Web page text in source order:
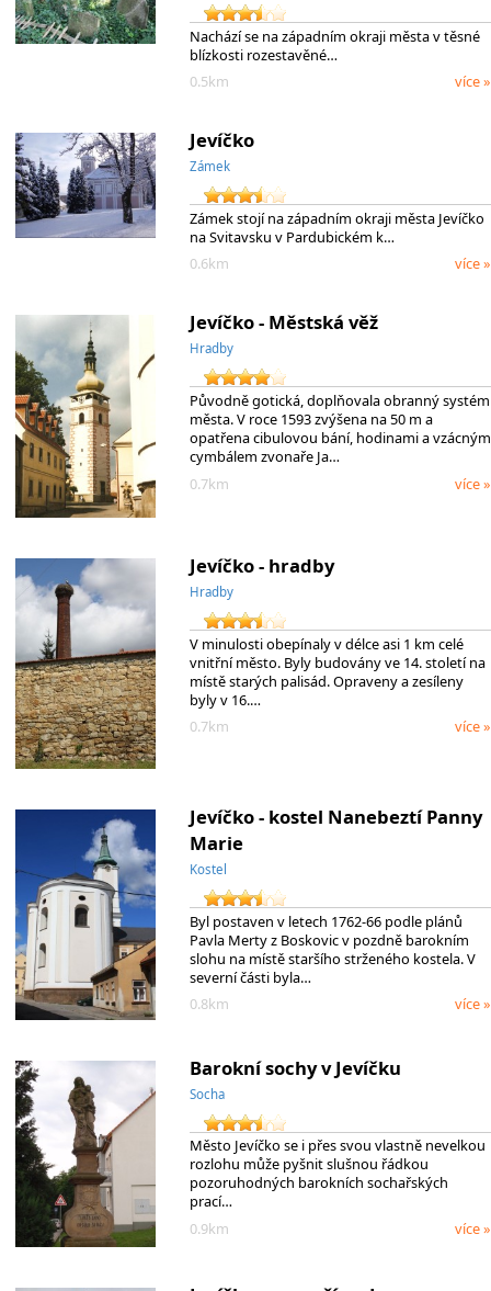
Nachází se na západním okraji města v těsné
blízkosti rozestavěné…
0.5km
více »
Jevíčko
Zámek
Zámek stojí na západním okraji města Jevíčko
na Svitavsku v Pardubickém k…
0.6km
více »
Jevíčko - Městská věž
Hradby
Původně gotická, doplňovala obranný systém
města. V roce 1593 zvýšena na 50 m a
opatřena cibulovou bání, hodinami a vzácným
cymbálem zvonaře Ja…
0.7km
více »
Jevíčko - hradby
Hradby
V minulosti obepínaly v délce asi 1 km celé
vnitřní město. Byly budovány ve 14. století na
místě starých palisád. Opraveny a zesíleny
byly v 16.…
0.7km
více »
Jevíčko - kostel Nanebeztí Panny
Marie
Kostel
Byl postaven v letech 1762-66 podle plánů
Pavla Merty z Boskovic v pozdně barokním
slohu na místě staršího strženého kostela. V
severní části byla…
0.8km
více »
Barokní sochy v Jevíčku
Socha
Město Jevíčko se i přes svou vlastně nevelkou
rozlohu může pyšnit slušnou řádkou
pozoruhodných barokních sochařských
prací…
0.9km
více »